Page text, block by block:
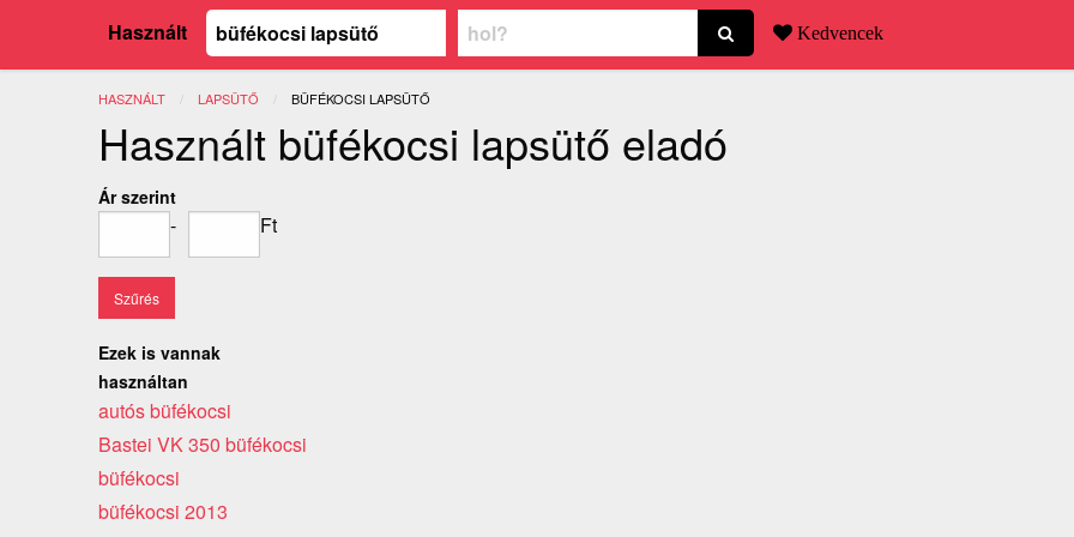
Használt Kedvencek
HASZNÁLT LAPSÜTŐ JELENLEGI:
BÜFÉKOCSI LAPSÜTŐ
Használt büfékocsi lapsütő eladó
Ár szerint
- Ft
Ezek is vannak
használtan
autós büfékocsi
Bastei VK 350 büfékocsi
büfékocsi
büfékocsi 2013